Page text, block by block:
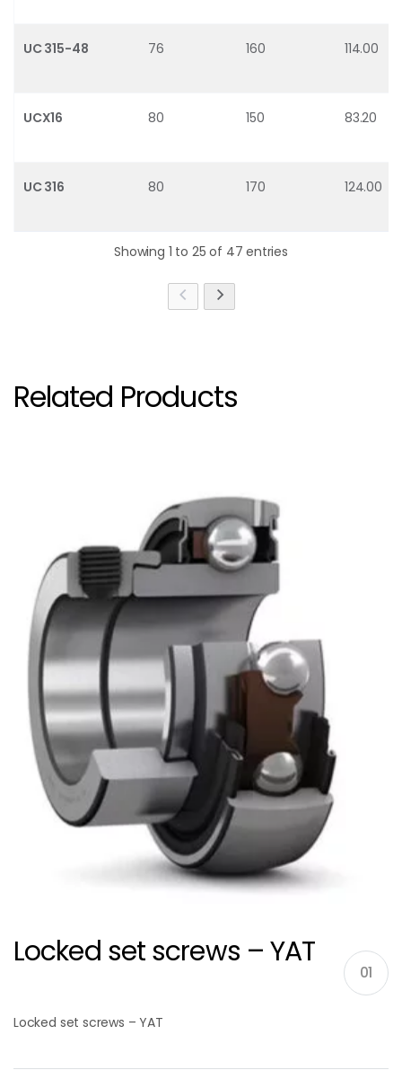
UC 315-48 76 160 114.00
UCX16 80 150 83.20
UC 316 80 170 124.00
Showing 1 to 25 of 47 entries
Related Products
Locked set screws – YAT
01
Locked set screws – YAT